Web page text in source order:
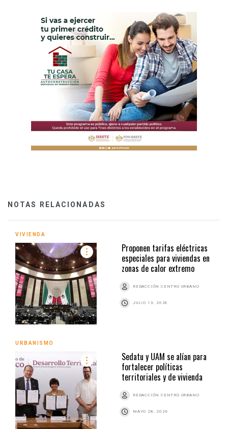
NOTAS RELACIONADAS
VIVIENDA
Proponen tarifas eléctricas
especiales para viviendas en
zonas de calor extremo
REDACCIÓN CENTRO URBANO
JULIO 13, 2026
URBANISMO
Sedatu y UAM se alían para
fortalecer políticas
territoriales y de vivienda
REDACCIÓN CENTRO URBANO
MAYO 28, 2026